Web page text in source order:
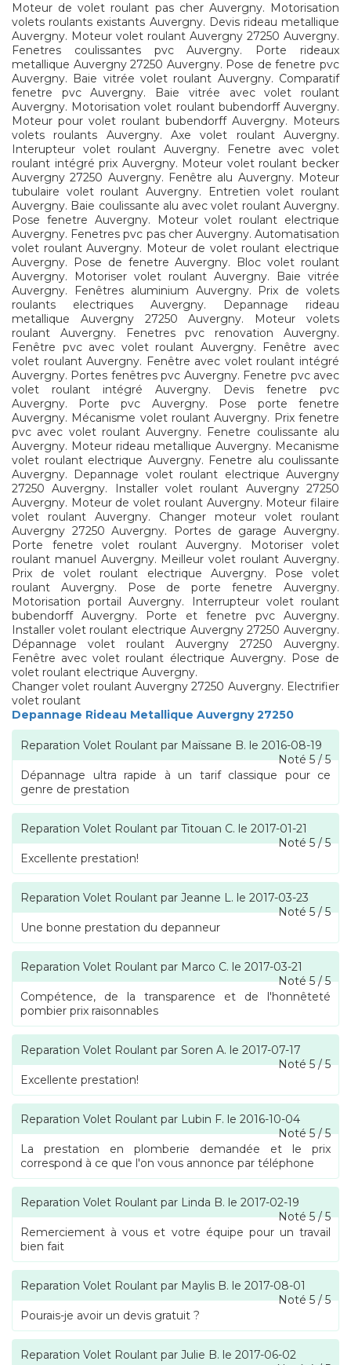
Moteur de volet roulant pas cher Auvergny. Motorisation
volets roulants existants Auvergny. Devis rideau metallique
Auvergny. Moteur volet roulant Auvergny 27250 Auvergny.
Fenetres coulissantes pvc Auvergny. Porte rideaux
metallique Auvergny 27250 Auvergny. Pose de fenetre pvc
Auvergny. Baie vitrée volet roulant Auvergny. Comparatif
fenetre pvc Auvergny. Baie vitrée avec volet roulant
Auvergny. Motorisation volet roulant bubendorff Auvergny.
Moteur pour volet roulant bubendorff Auvergny. Moteurs
volets roulants Auvergny. Axe volet roulant Auvergny.
Interupteur volet roulant Auvergny. Fenetre avec volet
roulant intégré prix Auvergny. Moteur volet roulant becker
Auvergny 27250 Auvergny. Fenêtre alu Auvergny. Moteur
tubulaire volet roulant Auvergny. Entretien volet roulant
Auvergny. Baie coulissante alu avec volet roulant Auvergny.
Pose fenetre Auvergny. Moteur volet roulant electrique
Auvergny. Fenetres pvc pas cher Auvergny. Automatisation
volet roulant Auvergny. Moteur de volet roulant electrique
Auvergny. Pose de fenetre Auvergny. Bloc volet roulant
Auvergny. Motoriser volet roulant Auvergny. Baie vitrée
Auvergny. Fenêtres aluminium Auvergny. Prix de volets
roulants electriques Auvergny. Depannage rideau
metallique Auvergny 27250 Auvergny. Moteur volets
roulant Auvergny. Fenetres pvc renovation Auvergny.
Fenêtre pvc avec volet roulant Auvergny. Fenêtre avec
volet roulant Auvergny. Fenêtre avec volet roulant intégré
Auvergny. Portes fenêtres pvc Auvergny. Fenetre pvc avec
volet roulant intégré Auvergny. Devis fenetre pvc
Auvergny. Porte pvc Auvergny. Pose porte fenetre
Auvergny. Mécanisme volet roulant Auvergny. Prix fenetre
pvc avec volet roulant Auvergny. Fenetre coulissante alu
Auvergny. Moteur rideau metallique Auvergny. Mecanisme
volet roulant electrique Auvergny. Fenetre alu coulissante
Auvergny. Depannage volet roulant electrique Auvergny
27250 Auvergny. Installer volet roulant Auvergny 27250
Auvergny. Moteur de volet roulant Auvergny. Moteur filaire
volet roulant Auvergny. Changer moteur volet roulant
Auvergny 27250 Auvergny. Portes de garage Auvergny.
Porte fenetre volet roulant Auvergny. Motoriser volet
roulant manuel Auvergny. Meilleur volet roulant Auvergny.
Prix de volet roulant electrique Auvergny. Pose volet
roulant Auvergny. Pose de porte fenetre Auvergny.
Motorisation portail Auvergny. Interrupteur volet roulant
bubendorff Auvergny. Porte et fenetre pvc Auvergny.
Installer volet roulant electrique Auvergny 27250 Auvergny.
Dépannage volet roulant Auvergny 27250 Auvergny.
Fenêtre avec volet roulant électrique Auvergny. Pose de
volet roulant electrique Auvergny.
Changer volet roulant Auvergny 27250 Auvergny. Electrifier
volet roulant
Depannage Rideau Metallique Auvergny 27250
Reparation Volet Roulant par Maïssane B. le 2016-08-19
Noté5/5
Dépannage ultra rapide à un tarif classique pour ce
genre de prestation
Reparation Volet Roulant par Titouan C. le 2017-01-21
Noté5/5
Excellente prestation!
Reparation Volet Roulant par Jeanne L. le 2017-03-23
Noté5/5
Une bonne prestation du depanneur
Reparation Volet Roulant par Marco C. le 2017-03-21
Noté5/5
Compétence, de la transparence et de l'honnêteté
pombier prix raisonnables
Reparation Volet Roulant par Soren A. le 2017-07-17
Noté5/5
Excellente prestation!
Reparation Volet Roulant par Lubin F. le 2016-10-04
Noté5/5
La prestation en plomberie demandée et le prix
correspond à ce que l'on vous annonce par téléphone
Reparation Volet Roulant par Linda B. le 2017-02-19
Noté5/5
Remerciement à vous et votre équipe pour un travail
bien fait
Reparation Volet Roulant par Maylis B. le 2017-08-01
Noté5/5
Pourais-je avoir un devis gratuit ?
Reparation Volet Roulant par Julie B. le 2017-06-02